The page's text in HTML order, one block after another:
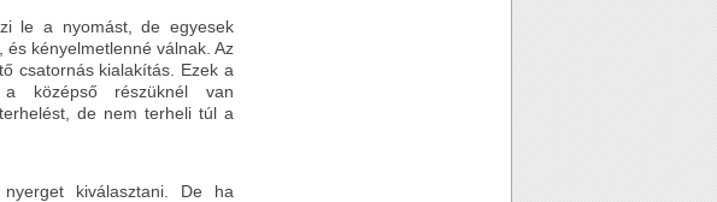
le a nyomást, de egyesek
kényelmetlenné válnak. Az
csatornás kialakítás. Ezek a
középső részüknél van
de nem terheli túl a
kiválasztani. De ha